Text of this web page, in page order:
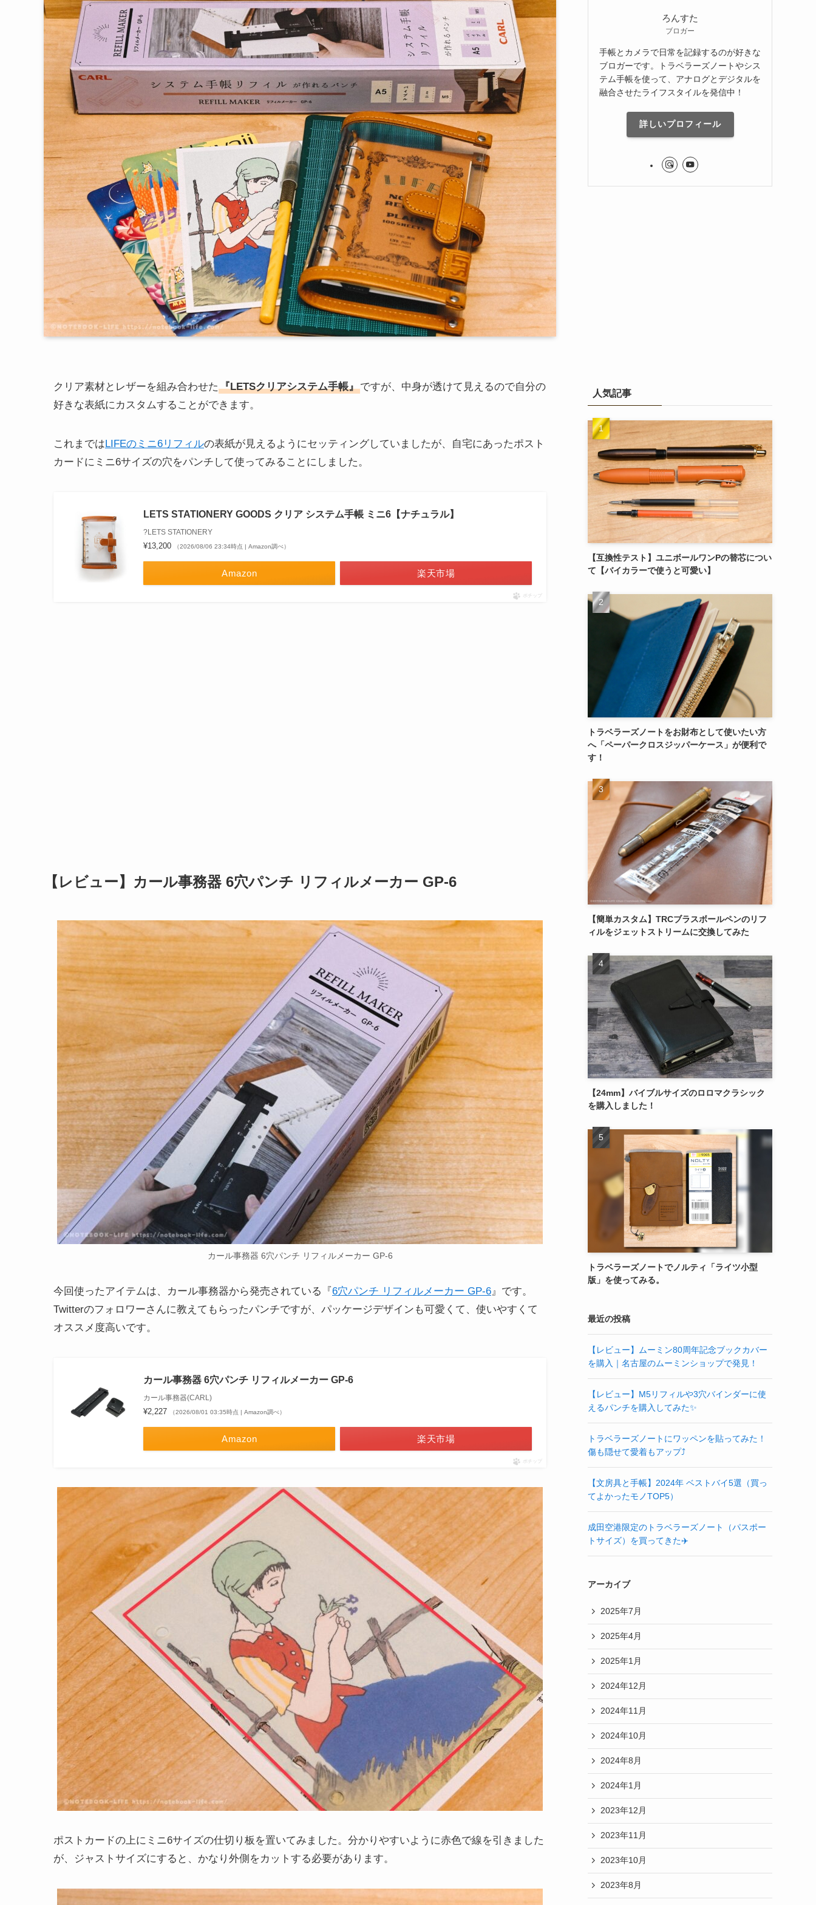
クリア素材とレザーを組み合わせた 『LETSクリアシステム手帳』ですが、中身が透けて見えるので自分の
好きな表紙にカスタムすることができます。
これまでは LIFEのミニ6リフィルの表紙が見えるようにセッティングしていましたが、自宅にあったポスト
カードにミニ6サイズの穴をパンチして使ってみることにしました。
LETS STATIONERY GOODS クリア システム手帳 ミニ6【ナチュラル】
?LETS STATIONERY
¥13,200 （2026/08/06 23:34時点 | Amazon調べ）
Amazon 楽天市場
ポチップ
【レビュー】カール事務器 6穴パンチ リフィルメーカー GP-6
カール事務器 6穴パンチ リフィルメーカー GP-6
今回使ったアイテムは、カール事務器から発売されている『 6穴パンチ リフィルメーカー GP-6』です。
Twitterのフォロワーさんに教えてもらったパンチですが、パッケージデザインも可愛くて、使いやすくて
オススメ度高いです。
カール事務器 6穴パンチ リフィルメーカー GP-6
カール事務器(CARL)
¥2,227 （2026/08/01 03:35時点 | Amazon調べ）
Amazon 楽天市場
ポチップ
ポストカードの上にミニ6サイズの仕切り板を置いてみました。分かりやすいように赤色で線を引きました
が、ジャストサイズにすると、かなり外側をカットする必要があります。
ろんすた
ブロガー
手帳とカメラで日常を記録するのが好きな
ブロガーです。トラベラーズノートやシス
テム手帳を使って、アナログとデジタルを
融合させたライフスタイルを発信中！
詳しいプロフィール
人気記事
【互換性テスト】ユニボールワンPの替芯につい
て【バイカラーで使うと可愛い】
トラベラーズノートをお財布として使いたい方
へ「ペーパークロスジッパーケース」が便利で
す！
【簡単カスタム】TRCブラスボールペンのリフ
ィルをジェットストリームに交換してみた
【24mm】バイブルサイズのロロマクラシック
を購入しました！
トラベラーズノートでノルティ「ライツ小型
版」を使ってみる。
最近の投稿
【レビュー】ムーミン80周年記念ブックカバー
を購入｜名古屋のムーミンショップで発見！
【レビュー】M5リフィルや3穴バインダーに使
えるパンチを購入してみた✨
トラベラーズノートにワッペンを貼ってみた！
傷も隠せて愛着もアップ⤴️
【文房具と手帳】2024年 ベストバイ5選（買っ
てよかったモノTOP5）
成田空港限定のトラベラーズノート（パスポー
トサイズ）を買ってきた✈️
アーカイブ
2025年7月
2025年4月
2025年1月
2024年12月
2024年11月
2024年10月
2024年8月
2024年1月
2023年12月
2023年11月
2023年10月
2023年8月